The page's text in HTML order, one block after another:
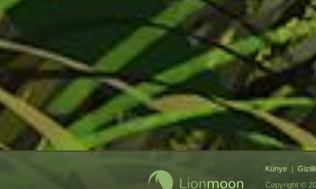
Künye |
Copyright ©